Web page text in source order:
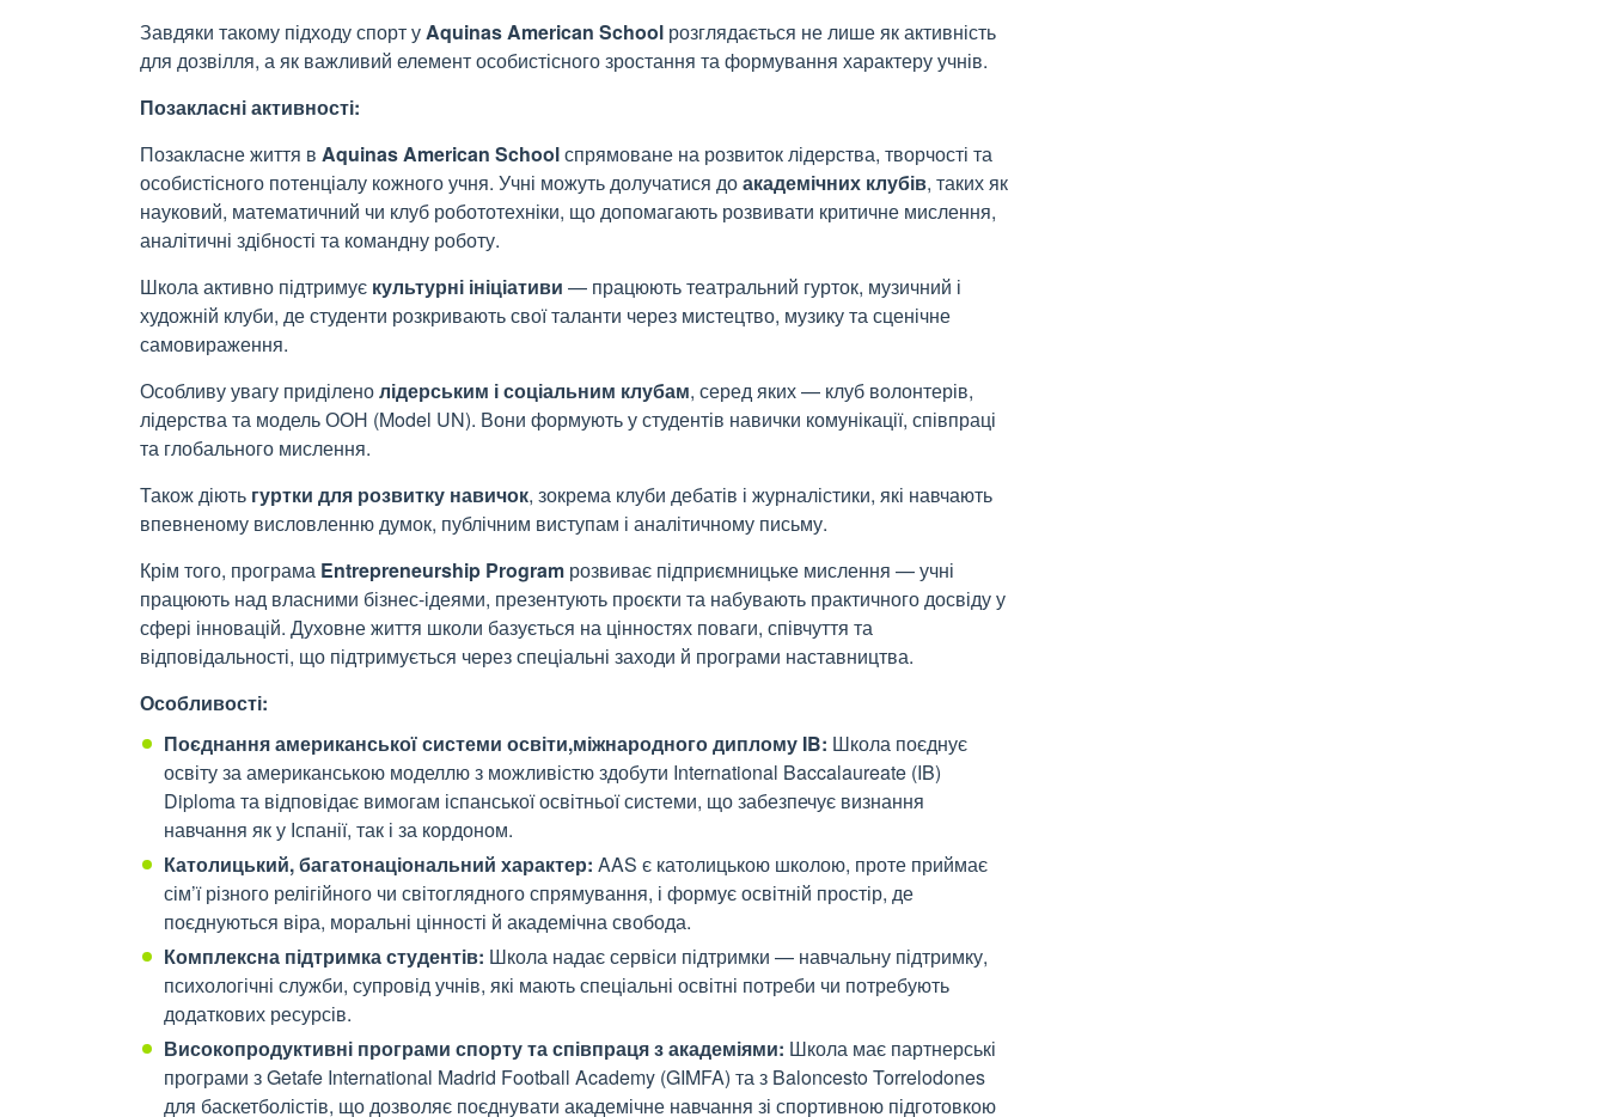
Завдяки такому підходу спорт уAquinas American School розглядається не лише як активність
для дозвілля, а як важливий елемент особистісного зростання та формування характеру учнів.
Позакласні активності:
Позакласне життя в Aquinas American Schoolспрямоване на розвиток лідерства, творчості та
особистісного потенціалу кожного учня. Учні можуть долучатися доакадемічних клубів, таких як
науковий, математичний чи клуб робототехніки, що допомагають розвивати критичне мислення,
аналітичні здібності та командну роботу.
Школа активно підтримує культурні ініціативи — працюють театральний гурток, музичний і
художній клуби, де студенти розкривають свої таланти через мистецтво, музику та сценічне
самовираження.
Особливу увагу приділенолідерським і соціальним клубам, серед яких — клуб волонтерів,
лідерства та модель ООН (Model UN). Вони формують у студентів навички комунікації, співпраці
та глобального мислення.
Також діють гуртки для розвитку навичок, зокрема клуби дебатів і журналістики, які навчають
впевненому висловленню думок, публічним виступам і аналітичному письму.
Крім того, програма Entrepreneurship Program розвиває підприємницьке мислення — учні
працюють над власними бізнес-ідеями, презентують проєкти та набувають практичного досвіду у
сфері інновацій. Духовне життя школи базується на цінностях поваги, співчуття та
відповідальності, що підтримується через спеціальні заходи й програми наставництва.
Особливості:
Поєднання американської системи освіти,міжнародного диплому IB: Школа поєднує
освіту за американською моделлю з можливістю здобути International Baccalaureate (IB)
Diploma та відповідає вимогам іспанської освітньої системи, що забезпечує визнання
навчання як у Іспанії, так і за кордоном.
Католицький, багатонаціональний характер: AAS є католицькою школою, проте приймає
сім’ї різного релігійного чи світоглядного спрямування, і формує освітній простір, де
поєднуються віра, моральні цінності й академічна свобода.
Комплексна підтримка студентів: Школа надає сервіси підтримки — навчальну підтримку,
психологічні служби, супровід учнів, які мають спеціальні освітні потреби чи потребують
додаткових ресурсів.
Високопродуктивні програми спорту та співпраця з академіями: Школа має партнерські
програми з Getafe International Madrid Football Academy (GIMFA) та з Baloncesto Torrelodones
для баскетболістів, що дозволяє поєднувати академічне навчання зі спор­тивною підготовкою